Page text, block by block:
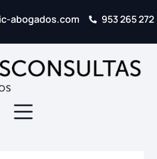
abogados.com 953 265 272